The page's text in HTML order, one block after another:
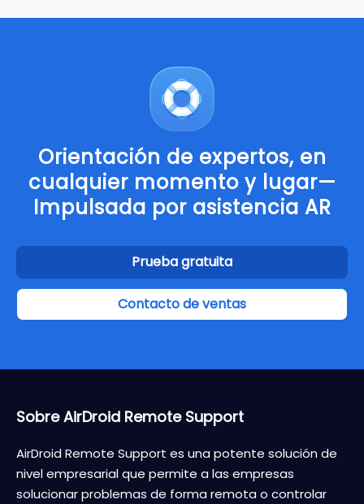
Orientación de expertos, en
cualquier momento y lugar—
Impulsada por asistencia AR
Prueba gratuita
Contacto de ventas
Sobre AirDroid Remote Support
AirDroid Remote Support es una potente solución de
nivel empresarial que permite a las empresas
solucionar problemas de forma remota o controlar